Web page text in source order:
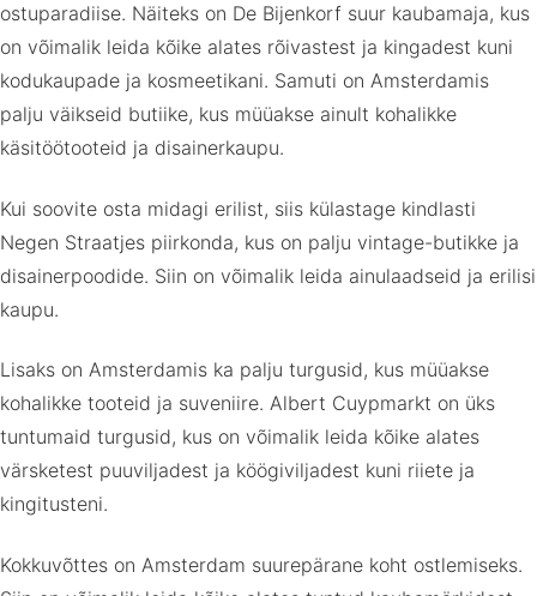
ostuparadiise. Näiteks on De Bijenkorf suur kaubamaja, kus
on võimalik leida kõike alates rõivastest ja kingadest kuni
kodukaupade ja kosmeetikani. Samuti on Amsterdamis
palju väikseid butiike, kus müüakse ainult kohalikke
käsitöötooteid ja disainerkaupu.
Kui soovite osta midagi erilist, siis külastage kindlasti
Negen Straatjes piirkonda, kus on palju vintage-butikke ja
disainerpoodide. Siin on võimalik leida ainulaadseid ja erilisi
kaupu.
Lisaks on Amsterdamis ka palju turgusid, kus müüakse
kohalikke tooteid ja suveniire. Albert Cuypmarkt on üks
tuntumaid turgusid, kus on võimalik leida kõike alates
värsketest puuviljadest ja köögiviljadest kuni riiete ja
kingitusteni.
Kokkuvõttes on Amsterdam suurepärane koht ostlemiseks.